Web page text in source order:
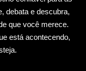
debata e descubra,
que você merece.
está acontecendo,